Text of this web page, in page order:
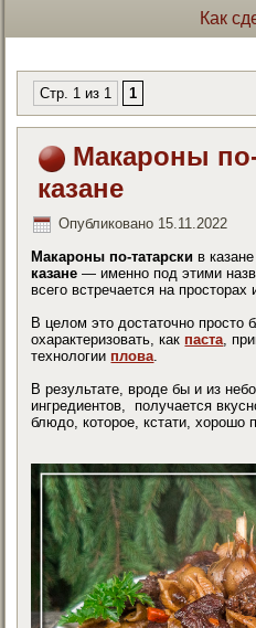
Как
Стр. 1 из 1 1
Макароны
казане
Опубликовано 15.11.2022
Макароны по-татарски в
казане — именно под этими
всего встречается на просторах
В целом это достаточно
охарактеризовать, как паста,
технологии плова.
В результате, вроде бы и из
ингредиентов, получается
блюдо, которое, кстати, хорошо